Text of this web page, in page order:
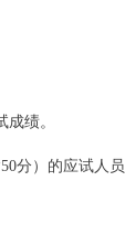
绩。
）的应试人员